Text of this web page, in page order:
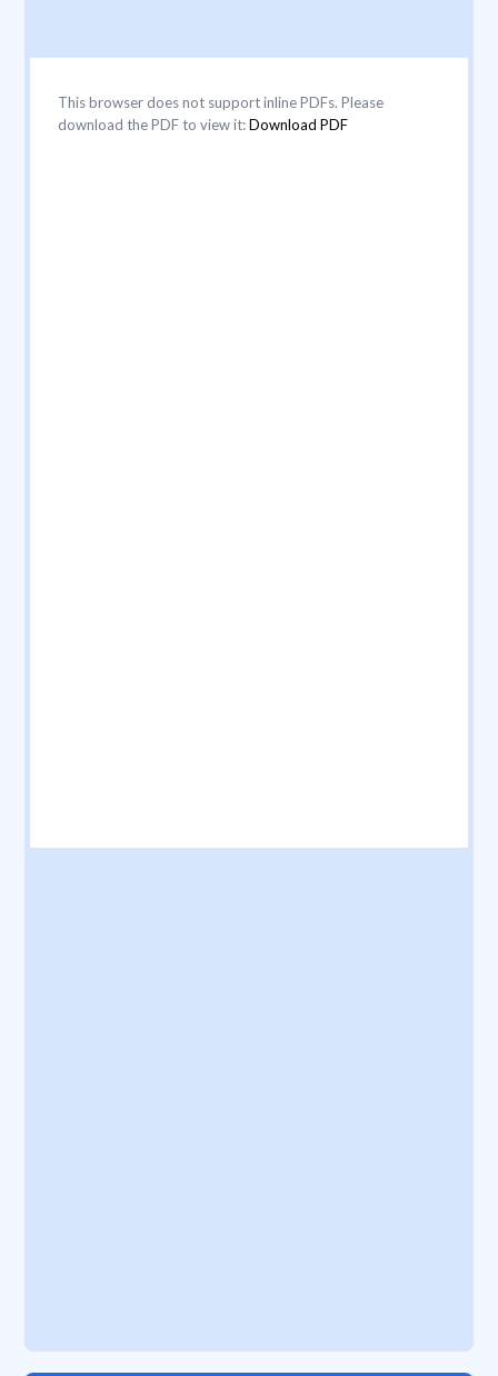
This browser does not support inline PDFs. Please
download the PDF to view it:Download PDF